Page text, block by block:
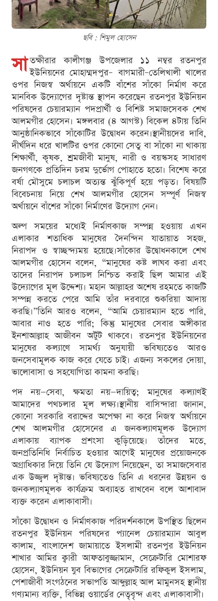
ছবি : শিমুল হোসেন
সা তক্ষীরার কালীগঞ্জ উপজেলার ১১ নম্বর রতনপুর
ইউনিয়নের মোহাম্মদপুর– বাগমারী–তেলিখালী খালের
ওপর নিজস্ব অর্থায়নে একটি বাঁশের সাঁকো নির্মাণ করে
মানবিক উদ্যোগের দৃষ্টান্ত স্থাপন করেছেন রতনপুর ইউনিয়ন
পরিষদের চেয়ারম্যান পদপ্রার্থী ও বিশিষ্ট সমাজসেবক শেখ
আলমগীর হোসেন। মঙ্গলবার (৪ আগস্ট) বিকেল ৪টায় তিনি
আনুষ্ঠানিকভাবে সাঁকোটির উদ্বোধন করেন।স্থানীয়দের দাবি,
দীর্ঘদিন ধরে খালটির ওপর কোনো সেতু বা সাঁকো না থাকায়
শিক্ষার্থী, কৃষক, শ্রমজীবী মানুষ, নারী ও বয়স্কসহ সাধারণ
জনগণকে প্রতিদিন চরম দুর্ভোগ পোহাতে হতো। বিশেষ করে
বর্ষা মৌসুমে চলাচল অত্যন্ত ঝুঁকিপূর্ণ হয়ে পড়ত। বিষয়টি
বিবেচনায় নিয়ে শেখ আলমগীর হোসেন সম্পূর্ণ নিজস্ব
অর্থায়নে বাঁশের সাঁকো নির্মাণের উদ্যোগ নেন।
অল্প সময়ের মধ্যেই নির্মাণকাজ সম্পন্ন হওয়ায় এখন
এলাকার শতাধিক মানুষের দৈনন্দিন যাতায়াত সহজ,
নিরাপদ ও স্বাচ্ছন্দ্যময় হয়েছে।সাঁকোর উদ্বোধনকালে শেখ
আলমগীর হোসেন বলেন, “মানুষের কষ্ট লাঘব করা এবং
তাদের নিরাপদ চলাচল নিশ্চিত করাই ছিল আমার এই
উদ্যোগের মূল উদ্দেশ্য। মহান আল্লাহর অশেষ রহমতে কাজটি
সম্পন্ন করতে পেরে আমি তাঁর দরবারে শুকরিয়া আদায়
করছি।”তিনি আরও বলেন, “আমি চেয়ারম্যান হতে পারি,
আবার নাও হতে পারি; কিন্তু মানুষের সেবার অঙ্গীকার
ইনশাআল্লাহ আজীবন অটুট থাকবে। রতনপুর ইউনিয়নের
মানুষের কল্যাণে সামর্থ্য অনুযায়ী ভবিষ্যতেও আরও
জনসেবামূলক কাজ করে যেতে চাই। এজন্য সকলের দোয়া,
ভালোবাসা ও সহযোগিতা কামনা করছি।
পদ নয়—সেবা, ক্ষমতা নয়—দায়িত্ব; মানুষের কল্যাণই
আমাদের পথচলার মূল লক্ষ্য।স্থানীয় বাসিন্দারা জানান,
কোনো সরকারি বরাদ্দের অপেক্ষা না করে নিজস্ব অর্থায়নে
শেখ আলমগীর হোসেনের এ জনকল্যাণমূলক উদ্যোগ
এলাকায় ব্যাপক প্রশংসা কুড়িয়েছে। তাঁদের মতে,
জনপ্রতিনিধি নির্বাচিত হওয়ার আগেই মানুষের প্রয়োজনকে
অগ্রাধিকার দিয়ে তিনি যে উদ্যোগ নিয়েছেন, তা সমাজসেবার
এক উজ্জ্বল দৃষ্টান্ত। ভবিষ্যতেও তিনি এ ধরনের উন্নয়ন ও
জনকল্যাণমূলক কার্যক্রম অব্যাহত রাখবেন বলে আশাবাদ
ব্যক্ত করেন এলাকাবাসী।
সাঁকো উদ্বোধন ও নির্মাণকাজ পরিদর্শনকালে উপস্থিত ছিলেন
রতনপুর ইউনিয়ন পরিষদের প্যানেল চেয়ারম্যান আবুল
কালাম, বাংলাদেশ জামায়াতে ইসলামী রতনপুর ইউনিয়ন
শাখার আমির ক্বারী আফতাবুজ্জামান, সেক্রেটারি মোশারফ
হোসেন, ইউনিয়ন যুব বিভাগের সেক্রেটারি রফিকুল ইসলাম,
পেশাজীবী সংগঠনের সভাপতি আব্দুল্লাহ আল মামুনসহ স্থানীয়
গণ্যমান্য ব্যক্তি, বিভিন্ন ওয়ার্ডের নেতৃবৃন্দ এবং এলাকাবাসী।